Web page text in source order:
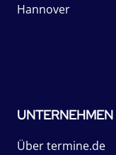
Hannover
UNTERNEHMEN
Über termine.de